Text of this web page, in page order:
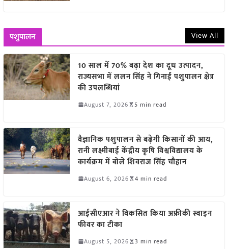
पशुपालन View All
10 साल में 70% बढ़ा देश का दूध उत्पादन,
राज्यसभा में ललन सिंह ने गिनाईं पशुपालन क्षेत्र
की उपलब्धियां
August 7, 2026 5 min read
वैज्ञानिक पशुपालन से बढ़ेगी किसानों की आय,
रानी लक्ष्मीबाई केंद्रीय कृषि विश्वविद्यालय के
कार्यक्रम में बोले शिवराज सिंह चौहान
August 6, 2026 4 min read
आईसीएआर ने विकसित किया अफ्रीकी स्वाइन
फीवर का टीका
August 5, 2026 3 min read